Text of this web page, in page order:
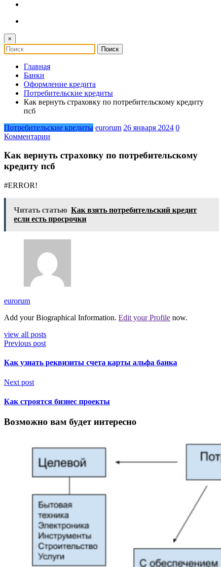
×
Главная
Банки
Оформление кредита
Потребительские кредиты
Как вернуть страховку по потребительскому кредиту
псб
Потребительские кредиты eurorum 26 января 2024 0
Комментарии
Как вернуть страховку по потребительскому
кредиту псб
#ERROR!
Читать статью Как взять потребительский кредит
если есть просрочки
eurorum
Add your Biographical Information. Edit your Profile now.
view all posts
Previous post
Как узнать реквизиты счета карты альфа банка
Next post
Как строятся бизнес проекты
Возможно вам будет интересно